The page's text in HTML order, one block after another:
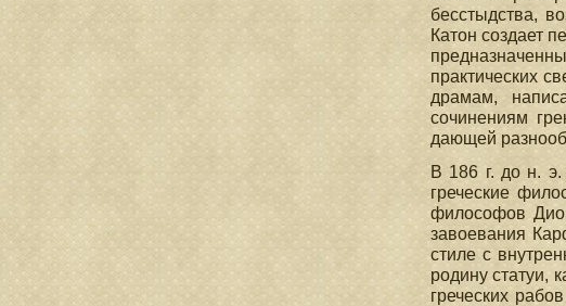
бесстыдства,
Катон создает
практических
драмам,
сочинениям
дающей
В 186 г. до н.
греческие
философов
завоевания
стиле с
родину статуи,
греческих